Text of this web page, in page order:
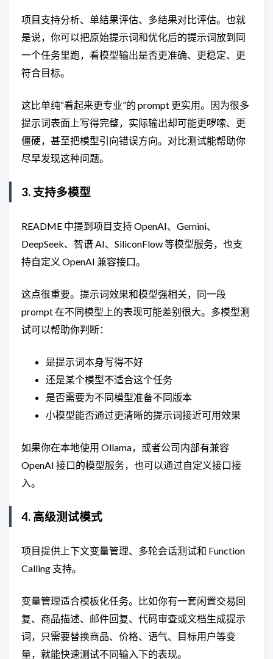
项目支持分析、单结果评估、多结果对比评估。也就
是说，你可以把原始提示词和优化后的提示词放到同
一个任务里跑，看模型输出是否更准确、更稳定、更
符合目标。
这比单纯“看起来更专业”的 prompt 更实用。因为很多
提示词表面上写得完整，实际输出却可能更啰嗦、更
僵硬，甚至把模型引向错误方向。对比测试能帮助你
尽早发现这种问题。
3. 支持多模型
README 中提到项目支持 OpenAI、Gemini、
DeepSeek、智谱 AI、SiliconFlow 等模型服务，也支
持自定义 OpenAI 兼容接口。
这点很重要。提示词效果和模型强相关，同一段
prompt 在不同模型上的表现可能差别很大。多模型测
试可以帮助你判断：
是提示词本身写得不好
还是某个模型不适合这个任务
是否需要为不同模型准备不同版本
小模型能否通过更清晰的提示词接近可用效果
如果你在本地使用 Ollama，或者公司内部有兼容
OpenAI 接口的模型服务，也可以通过自定义接口接
入。
4. 高级测试模式
项目提供上下文变量管理、多轮会话测试和 Function
Calling 支持。
变量管理适合模板化任务。比如你有一套闲置交易回
复、商品描述、邮件回复、代码审查或文档生成提示
词，只需要替换商品、价格、语气、目标用户等变
量，就能快速测试不同输入下的表现。